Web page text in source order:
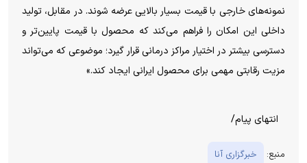
نمونه‌های خارجی با قیمت بسیار بالایی عرضه شوند. در مقابل، تولید
داخلی این امکان را فراهم می‌کند که محصول با قیمت پایین‌تر و
دسترسی بیشتر در اختیار مراکز درمانی قرار گیرد؛ موضوعی که می‌تواند
مزیت رقابتی مهمی برای محصول ایرانی ایجاد کند.»
انتهای پیام/
منبع: خبرگزاری آنا